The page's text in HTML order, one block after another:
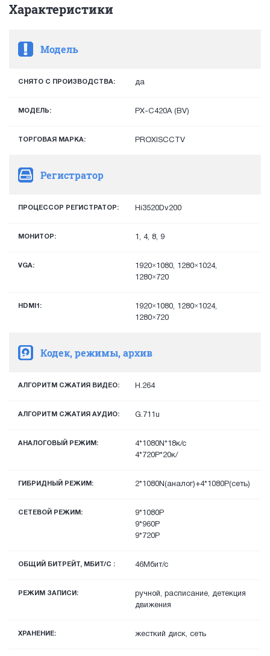
Характеристики
Модель
СНЯТО С ПРОИЗВОДСТВА: да
МОДЕЛЬ: PX-C420A (BV)
ТОРГОВАЯ МАРКА: PROXISCCTV
Регистратор
ПРОЦЕССОР РЕГИСТРАТОР: Hi3520Dv200
МОНИТОР: 1, 4, 8, 9
VGA:
1920×1080, 1280×1024,
1280×720
HDMI1:
1920×1080, 1280×1024,
1280×720
Кодек, режимы, архив
АЛГОРИТМ СЖАТИЯ ВИДЕО: H.264
АЛГОРИТМ СЖАТИЯ АУДИО: G.711u
АНАЛОГОВЫЙ РЕЖИМ:
4*1080N*18к/с
4*720P*20к/
ГИБРИДНЫЙ РЕЖИМ: 2*1080N(аналог)+4*1080P(сеть)
СЕТЕВОЙ РЕЖИМ:
9*1080P
9*960P
9*720P
ОБЩИЙ БИТРЕЙТ, МБИТ/С : 46Мбит/с
РЕЖИМ ЗАПИСИ:
ручной, расписание, детекция
движения
ХРАНЕНИЕ: жесткий диск, сеть